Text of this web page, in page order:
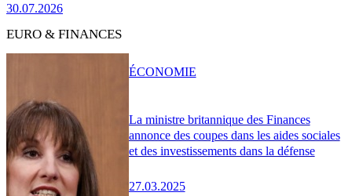
30.07.2026
EURO & FINANCES
La ministre britannique des Finances
annonce des coupes dans les aides sociales
et des investissements dans la défense
27.03.2025
ÉCONOMIE